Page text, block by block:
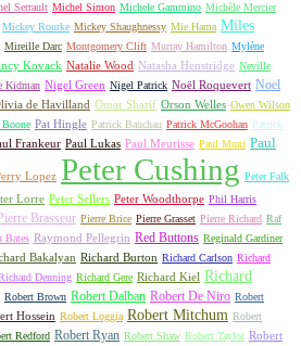
Serrault Michel Simon Michele Gammino Michèle Mercier
Mickey Rourke Mickey Shaughnessy Mie Hama Miles
Mireille Darc Montgomery Clift Murray Hamilton Mylène
Kovack Natalie Wood Natasha Henstridge Neville
Kidman Nigel Green Nigel Patrick Noël Roquevert Noel
de Havilland Omar Sharif Orson Welles Owen Wilson
Boone Pat Hingle Patrick Bauchau Patrick McGoohan Patrick
Frankeur Paul Lukas Paul Meurisse Paul Muni Paul
Lopez Peter Cushing Peter Falk
Lorre Peter Sellers Peter Woodthorpe Phil Harris
Pierre Brasseur Pierre Brice Pierre Grasset Pierre Richard Raf
Bates Raymond Pellegrin Red Buttons Reginald Gardiner
Bakalyan Richard Burton Richard Carlson Richard
Denning Richard Gere Richard Kiel Richard
Robert Brown Robert Dalban Robert De Niro Robert
Hossein Robert Loggia Robert Mitchum Robert
Redford Robert Ryan Robert Shaw Robert Taylor Robert